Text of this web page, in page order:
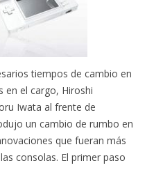
tiempos de cambio en
en el cargo, Hiroshi
Iwata al frente de
un cambio de rumbo en
que fueran más
consolas. El primer paso